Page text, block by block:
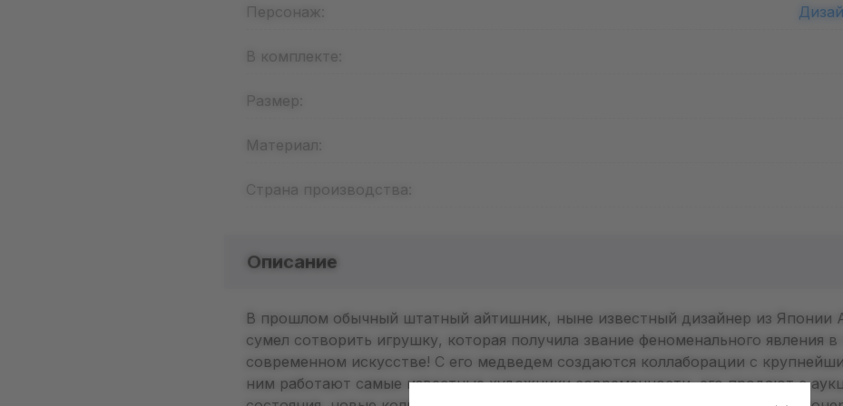
Персонаж:
В комплекте:
Размер:
Материал:
Страна производства:
Описание
В прошлом обычный штатный айтишник, ныне известный дизайнер из Японии
сумел сотворить игрушку, которая получила звание феноменального явления в
современном искусстве! С его медведем создаются коллаборации с
ним работают самые известные художники современности, его продают с